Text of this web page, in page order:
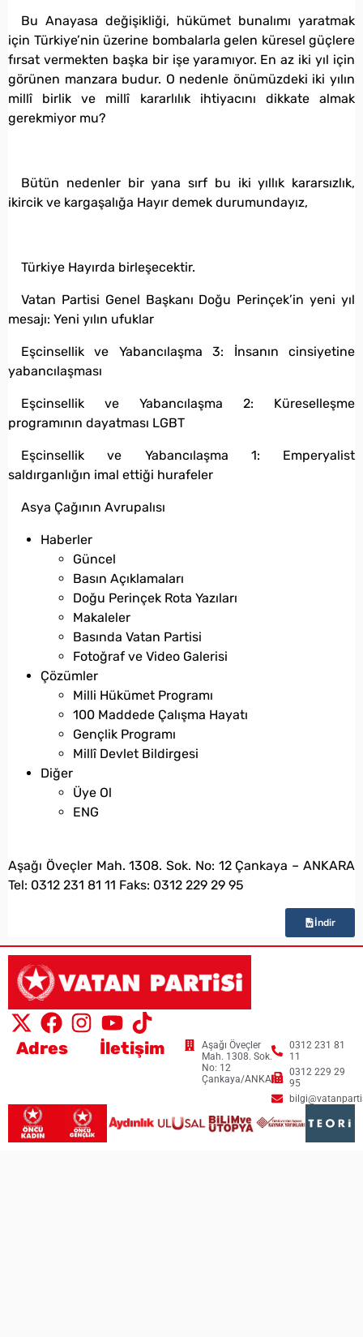
Bu Anayasa değişikliği, hükümet bunalımı yaratmak
için Türkiye’nin üzerine bombalarla gelen küresel güçlere
fırsat vermekten başka bir işe yaramıyor. En az iki yıl için
görünen manzara budur. O nedenle önümüzdeki iki yılın
millî birlik ve millî kararlılık ihtiyacını dikkate almak
gerekmiyor mu?
Bütün nedenler bir yana sırf bu iki yıllık kararsızlık,
ikircik ve kargaşalığa Hayır demek durumundayız,
Türkiye Hayırda birleşecektir.
Vatan Partisi Genel Başkanı Doğu Perinçek’in yeni yıl
mesajı: Yeni yılın ufuklar
Eşcinsellik ve Yabancılaşma 3: İnsanın cinsiyetine
yabancılaşması
Eşcinsellik ve Yabancılaşma 2: Küreselleşme
programının dayatması LGBT
Eşcinsellik ve Yabancılaşma 1: Emperyalist
saldırganlığın imal ettiği hurafeler
Asya Çağının Avrupalısı
Haberler
Güncel
Basın Açıklamaları
Doğu Perinçek Rota Yazıları
Makaleler
Basında Vatan Partisi
Fotoğraf ve Video Galerisi
Çözümler
Milli Hükümet Programı
100 Maddede Çalışma Hayatı
Gençlik Programı
Millî Devlet Bildirgesi
Diğer
Üye Ol
ENG
Aşağı Öveçler Mah. 1308. Sok. No: 12 Çankaya – ANKARA
Tel: 0312 231 81 11 Faks: 0312 229 29 95
İndir
Adres
Aşağı Öveçler
Mah. 1308. Sok.
No: 12
Çankaya/ANKARA
İletişim
0312 231 81
11
0312 229 29
95